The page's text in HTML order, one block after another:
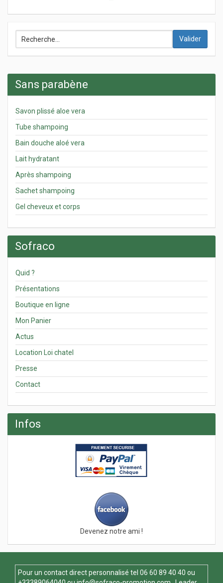
Valider
Sans parabène
Savon plissé aloe vera
Tube shampoing
Bain douche aloé vera
Lait hydratant
Après shampoing
Sachet shampoing
Gel cheveux et corps
Sofraco
Quid ?
Présentations
Boutique en ligne
Mon Panier
Actus
Location Loi chatel
Presse
Contact
Infos
Devenez notre ami !
Pour un contact direct personnalisé tel 06 60 89 40 40 ou